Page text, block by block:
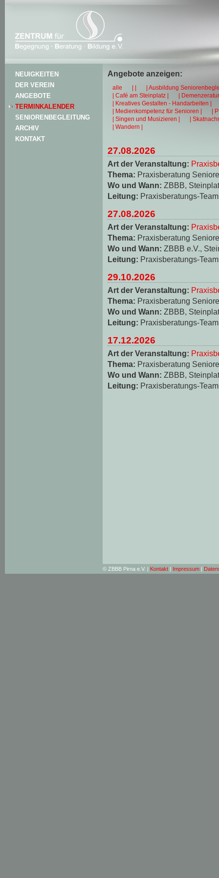
NEUIGKEITEN
DER VEREIN
ANGEBOTE
TERMINKALENDER
SENIORENBEGLEITUNG
ARCHIV
KONTAKT
Angebote anzeigen:
alle | |
| Ausbildung
| Café am Steinplatz |
|
| Kreatives Gestalten - Handarbeiten |
| Medienkompetenz für Senioren |
|
| Singen und Musizieren |
|
| Wandern |
27.08.2026
Art der Veranstaltung:
Thema: Praxisberatung
Wo und Wann: ZBBB,
Leitung: Praxisberatungs-Team
27.08.2026
Art der Veranstaltung:
Thema: Praxisberatung
Wo und Wann: ZBBB e.V.,
Leitung: Praxisberatungs-Team
29.10.2026
Art der Veranstaltung:
Thema: Praxisberatung
Wo und Wann: ZBBB,
Leitung: Praxisberatungs-Team
17.12.2026
Art der Veranstaltung:
Thema: Praxisberatung
Wo und Wann: ZBBB,
Leitung: Praxisberatungs-Team
© ZBBB Pirna e.V. | Kontakt | Impressum |